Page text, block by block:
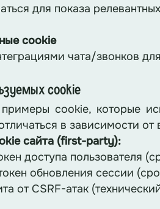
для показа
cookie
чата/звонков
cookie
cookie, которые
в зависимости
сайта (first-party):
доступа пользователя
обновления сессии
от CSRF-атак